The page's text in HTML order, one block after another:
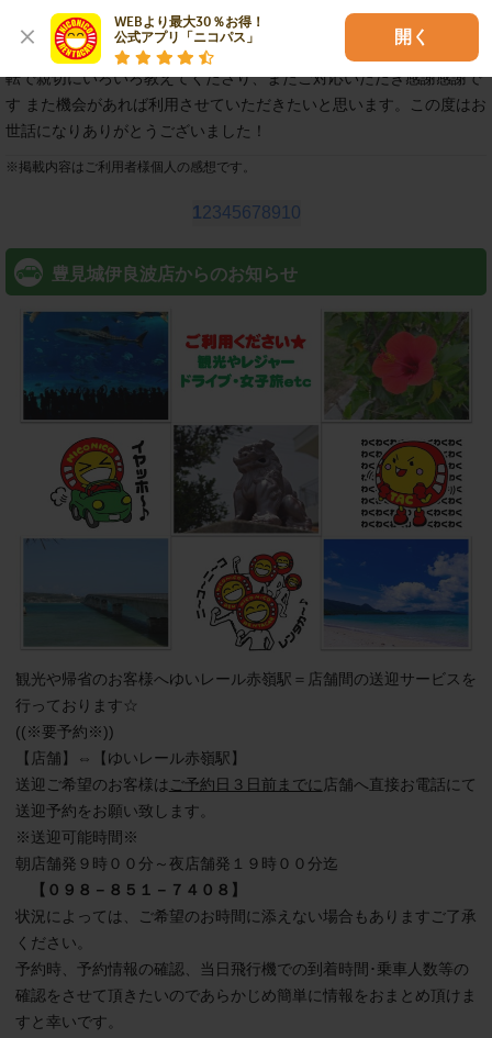
WEBより最大30％お得！
公式アプリ「ニコパス」
開く
初めてのニコニコレンタカーさん利用で、大変失礼ながら料金が安か
ったため心配していましたが、すべてが大満足でした！ 送迎も安全運
転で親切にいろいろ教えてくださり、またご対応いただき感謝感謝で
す また機会があれば利用させていただきたいと思います。この度はお
世話になりありがとうございました！
※ 掲載内容はご利用者様個人の感想です。
1 2345678910
豊見城伊良波店からのお知らせ
観光や帰省のお客様へゆいレール赤嶺駅＝店舗間の送迎サービスを
行っております☆
((※要予約※))
【店舗】⇔【ゆいレール赤嶺駅】
送迎ご希望のお客様は ご予約日３日前までに 店舗へ直接お電話にて
送迎予約をお願い致します。
※送迎可能時間※
朝店舗発９時００分～夜店舗発１９時００分迄
【０９８－８５１－７４０８】
状況によっては、ご希望のお時間に添えない場合もありますご了承
ください。
予約時、予約情報の確認、当日飛行機での到着時間･乗車人数等の
確認をさせて頂きたいのであらかじめ簡単に情報をおまとめ頂けま
すと幸いです。